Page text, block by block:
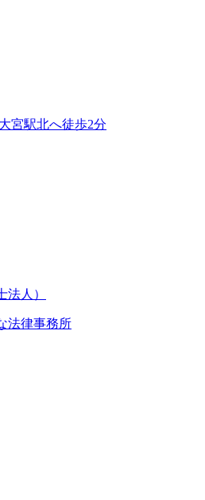
宮駅北へ徒歩2分
人）
法律事務所